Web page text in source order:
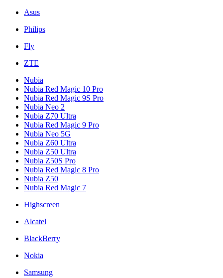
Asus
Philips
Fly
ZTE
Nubia
Nubia Red Magic 10 Pro
Nubia Red Magic 9S Pro
Nubia Neo 2
Nubia Z70 Ultra
Nubia Red Magic 9 Pro
Nubia Neo 5G
Nubia Z60 Ultra
Nubia Z50 Ultra
Nubia Z50S Pro
Nubia Red Magic 8 Pro
Nubia Z50
Nubia Red Magic 7
Highscreen
Alcatel
BlackBerry
Nokia
Samsung